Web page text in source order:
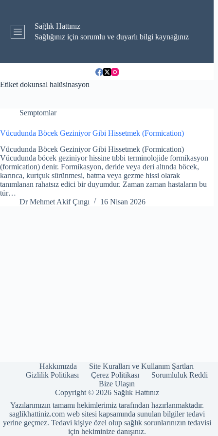
Sağlık Hattınız
Sağlığınız için sorumlu ve duyarlı bilgi kaynağınız
Etiket dokunsal halüsinasyon
Semptomlar
Vücudunda Böcek Geziniyor Gibi Hissetmek (Formication)
Vücudunda Böcek Geziniyor Gibi Hissetmek (Formication)
Vücudunda böcek geziniyor hissine tıbbi terminolojide formikasyon
(formication) denir. Formikasyon, deride veya deri altında böcek,
karınca, kurtçuk sürünmesi, batma veya gezme hissi olarak
tanımlanan rahatsız edici bir duyumdur. Zaman zaman hastaların bu
tür…
Dr Mehmet Akif Çıngı
16 Nisan 2026
Hakkımızda
Site Kuralları ve Kullanım Şartları
Gizlilik Politikası
Çerez Politikası
Sorumluluk Reddi
Bize Ulaşın
Copyright © 2026 Sağlık Hattınız
Yazılarımızın tamamı hekimlerimiz tarafından hazırlanmaktadır.
saglikhattiniz.com web sitesi kapsamında sunulan bilgiler tedavi
yerine geçmez. Tedavi kişiye özel olup sağlık sorunlarınızın tedavisi
için hekiminize danışınız.